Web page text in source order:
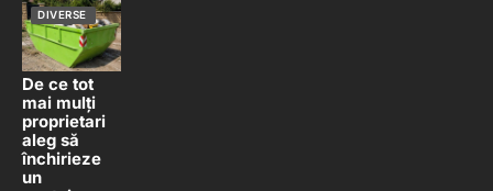
DIVERSE
De ce tot
mai mulți
proprietari
aleg să
închirieze
un